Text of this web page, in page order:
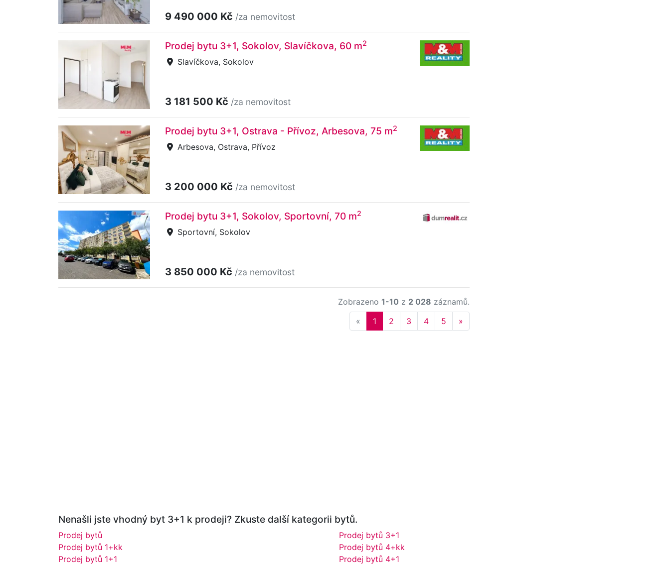
9 490 000 Kč /za nemovitost
Prodej bytu 3+1, Sokolov, Slavíčkova, 60 m2
Slavíčkova, Sokolov
3 181 500 Kč /za nemovitost
Prodej bytu 3+1, Ostrava - Přívoz, Arbesova, 75 m2
Arbesova, Ostrava, Přívoz
3 200 000 Kč /za nemovitost
Prodej bytu 3+1, Sokolov, Sportovní, 70 m2
Sportovní, Sokolov
3 850 000 Kč /za nemovitost
Zobrazeno 1-10 z 2 028 záznamů.
« Previous
1 2 3 4 5 »
Nenašli jste vhodný byt 3+1 k prodeji? Zkuste další kategorii bytů.
Prodej bytů
Prodej bytů 1+kk
Prodej bytů 1+1
Prodej bytů 3+1
Prodej bytů 4+kk
Prodej bytů 4+1